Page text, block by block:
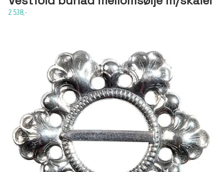
2 538,-